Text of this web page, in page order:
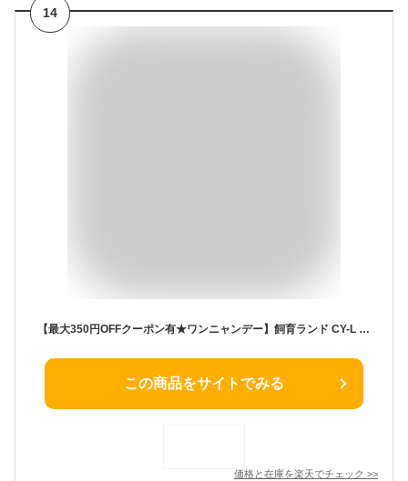
14
【最大350円OFFクーポン有★ワンニャンデー】飼育ランド CY-L パールブルー ブラック 虫かご むしかご 虫籠 虫入れ カブトムシ クワガタ 昆虫採取 夏休み 自由研究 飼育観察 アイリスオーヤマ Pet館 ペット館 楽天【T1028】
この商品をサイトでみる
価格と在庫を楽天でチェック >>